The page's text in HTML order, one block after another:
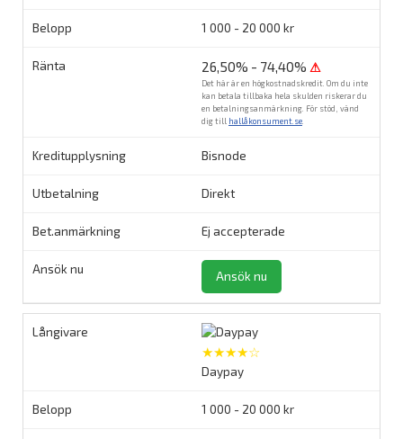
1 000 - 20 000 kr
26,50% - 74,40% ⚠
Det här är en högkostnadskredit. Om du inte
kan betala tillbaka hela skulden riskerar du
en betalningsanmärkning. För stöd, vänd
dig till hallåkonsument.se
Bisnode
Direkt
Ej accepterade
Ansök nu
★★★★☆
Daypay
1 000 - 20 000 kr